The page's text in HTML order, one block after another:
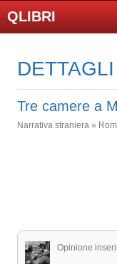
QLIBRI
Tre camere a
Narrativa straniera »
Opinione